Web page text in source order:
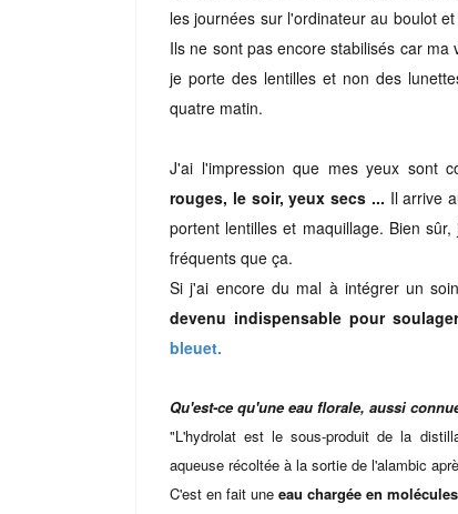
les journées sur l'ordinateur au boulot
Ils ne sont pas encore stabilisés car
je porte des lentilles et non des
quatre matin.
J'ai l'impression que mes yeux sont
rouges, le soir, yeux secs ... Il arrive
portent lentilles et maquillage. Bien
fréquents que ça.
Si j'ai encore du mal à intégrer un
devenu indispensable pour
bleuet.
Qu'est-ce qu'une eau florale, aussi
"L'hydrolat est le sous-produit de la
aqueuse récoltée à la sortie de l'alambic
C'est en fait une eau chargée en